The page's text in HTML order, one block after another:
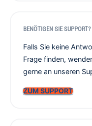
BENÖTIGEN SIE SUPPORT?
Falls Sie keine
Frage finden,
gerne an unseren
ZUM SUPPORT